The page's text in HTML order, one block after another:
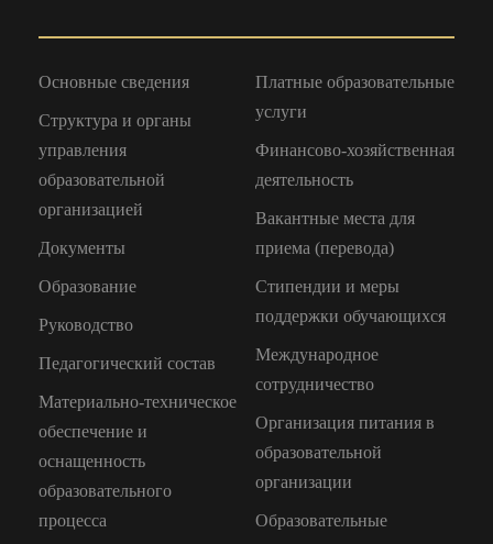
Основные сведения
Структура и органы
управления
образовательной
организацией
Документы
Образование
Руководство
Педагогический состав
Материально-техническое
обеспечение и
оснащенность
образовательного
процесса
Платные образовательные
услуги
Финансово-хозяйственная
деятельность
Вакантные места для
приема (перевода)
Стипендии и меры
поддержки обучающихся
Международное
сотрудничество
Организация питания в
образовательной
организации
Образовательные